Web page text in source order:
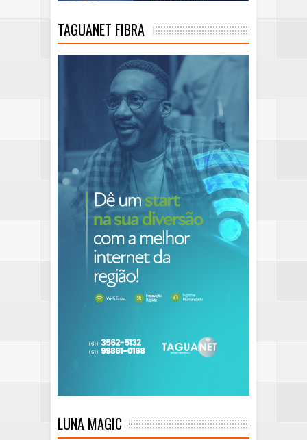
TAGUANET FIBRA
LUNA MAGIC